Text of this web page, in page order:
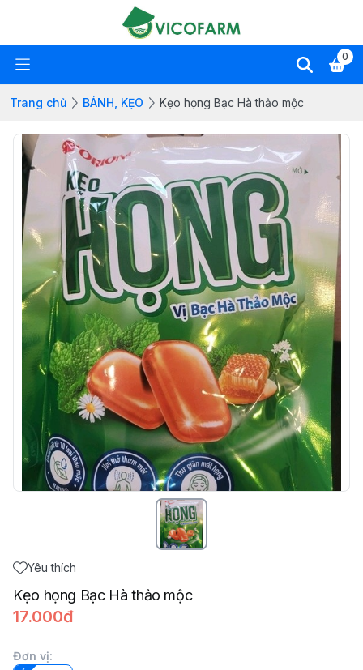
0
Trang chủ BÁNH, KẸO Kẹo họng Bạc Hà thảo mộc
Yêu thích
Kẹo họng Bạc Hà thảo mộc
17.000đ
Đơn vị: